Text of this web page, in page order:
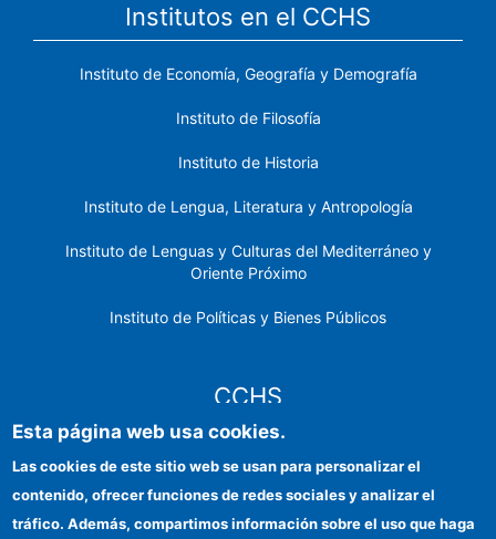
Institutos en el CCHS
Instituto de Economía, Geografía y Demografía
Instituto de Filosofía
Instituto de Historia
Instituto de Lengua, Literatura y Antropología
Instituto de Lenguas y Culturas del Mediterráneo y
Oriente Próximo
Instituto de Políticas y Bienes Públicos
CCHS
Identidad institucional
Esta página web usa cookies.
Las cookies de este sitio web se usan para personalizar el
contenido, ofrecer funciones de redes sociales y analizar el
tráfico. Además, compartimos información sobre el uso que haga